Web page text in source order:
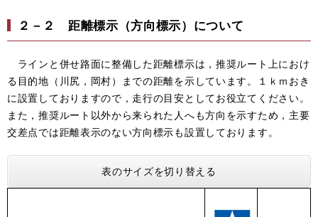
２－２ 距離標示（方向標示）について
ラインと併せ路面に整備した距離標示は，推奨ルート上におけ
る目的地（川尻，岡村）までの距離を示しています。１ｋｍおき
に設置しておりますので，走行の目安としてお役立てください。
また，推奨ルート以外から来られた人へも方向を示すため，主要
交差点では距離表示のない方向標示も設置しております。
表のサイズを切り替える